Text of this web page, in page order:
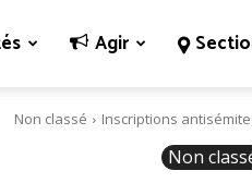
Agir
Non classé Inscriptions
Non